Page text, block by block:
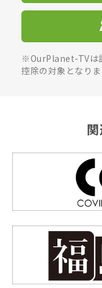
※OurPlanet-TVは
控除の対象となりま